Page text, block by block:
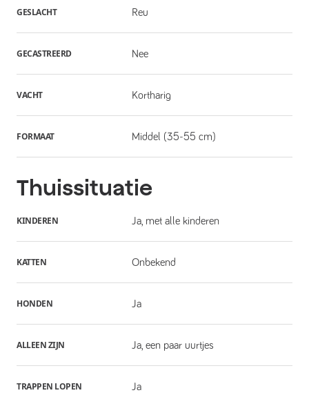
GESLACHT Reu
GECASTREERD Nee
VACHT Kortharig
FORMAAT Middel (35-55 cm)
Thuissituatie
KINDEREN Ja, met alle kinderen
KATTEN Onbekend
HONDEN Ja
ALLEEN ZIJN Ja, een paar uurtjes
TRAPPEN LOPEN Ja